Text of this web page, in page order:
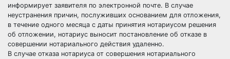
информирует заявителя по электронной почте. В случае
неустранения причин, послуживших основанием для отложения,
в течение одного месяца с даты принятия нотариусом решения
об отложении, нотариус выносит постановление об отказе в
совершении нотариального действия удаленно.
В случае отказа нотариуса от совершения нотариального